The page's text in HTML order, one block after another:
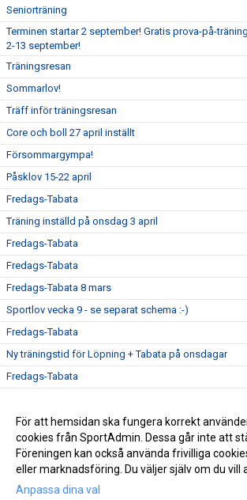
Seniorträning
Terminen startar 2 september! Gratis prova-på-
2-13 september!
Träningsresan
Sommarlov!
Träff inför träningsresan
Core och boll 27 april inställt
Försommargympa!
Påsklov 15-22 april
Fredags-Tabata
Träning inställd på onsdag 3 april
Fredags-Tabata
Fredags-Tabata
Fredags-Tabata 8 mars
Sportlov vecka 9 - se separat schema :-)
Fredags-Tabata
Ny träningstid för Löpning + Tabata på onsdagar
Fredags-Tabata
Ny rutin för köp av termins- / träningskort
Vårterminen börjar 14 januari
För att hemsidan ska fungera korrekt
cookies från SportAdmin. Dessa går inte att
Föreningen kan också använda frivilliga
eller marknadsföring. Du väljer själv om du vill
Anpassa dina val